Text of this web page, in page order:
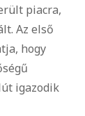
piacra,
Az első
hogy
igazodik